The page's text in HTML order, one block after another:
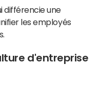
différencie une
les employés
d'entreprise